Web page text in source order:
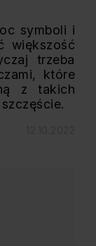
symboli i
większość
trzeba
które
z takich